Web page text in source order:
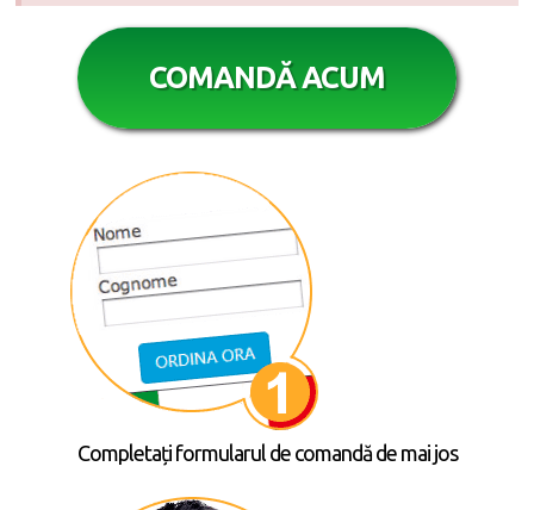
COMANDĂ ACUM
Completați formularul de comandă de mai jos